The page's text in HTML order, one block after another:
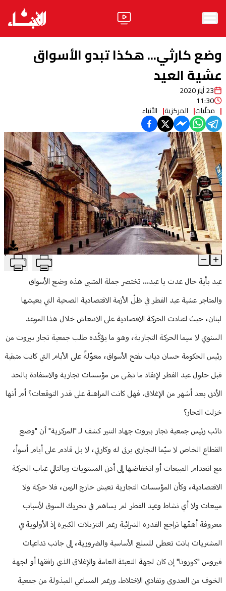
الأخبار
ثقافة ومجتمع
منوعات
آراء
فيديو
مواقف
وليد جنبلاط
الحزب
ابحث
وضع كارثي... هكذا تبدو الأسواق
عشية العيد
23 أيار 2020
11:30
محلّيات المركزية الأنباء
وضع كارثي... هكذا تبدو الأسواق عشية العيد T
Article Content
عيد بأية حال عدت يا عيد... تختصر جملة المتنبي هذه وضع الأسواق
والمتاجر عشية عيد الفطر في ظلّ الأزمة الاقتصادية الصحية التي يعيشها
لبنان، حيث اعتادت الحركة الاقصادية على الانتعاش خلال هذا الموعد
السنوي لا سيما الحركة التجارية، وهو ما يؤكّده طلب جمعية تجار بيروت من
رئيس الحكومة حسان دياب بفتح الأسواق، معوّلةً على الأيام التي كانت متبقية
قبل حلول عيد الفطر لإنقاذ ما تبقـى من مؤسسات تجارية والاستفادة بالحد
الأدنى بعد أشهر من الإغلاق. فهل كانت المراهنة على قدر التوقعات؟ أم أنها
خزلت التجار؟
نائب رئيس جمعية تجار بيروت جهاد التنير كشف لـ "المركزية" أن "وضع
القطاع الخاص لا سيّما التجاري يرثى له وكارثي، لا بل قادم على أيام أسوأ،
مع انعدام المبيعات أو انخفاضها إلى أدنى المستويات وبالتالي غياب الحركة
الاقتصادية، وكأن المؤسسات التجارية تعيش خارج الزمن، فلا حركة ولا
مبيعات ولا أي نشاط وعيد الفطر لم يساهم في تحريك السوق لأسباب
معروفة أهمّها تراجع القدرة الشرائية رغم التنزيلات الكبيرة إذ الأولوية في
المشتريات باتت تعطى للسلع الأساسية والضرورية، إلى جانب تداعيات
فيروس "كورونا" إن كان لجهة التعبئة العامة والإغلاق الذي رافقها أو لجهة
الخوف من العدوى وتفادي الاختلاط. ورغم المساعي المبذولة من جمعية